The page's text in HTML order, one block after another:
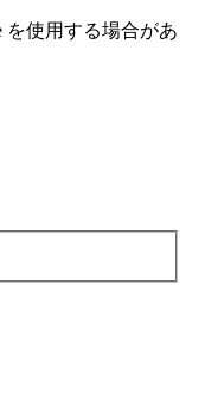
使⽤する場合があ